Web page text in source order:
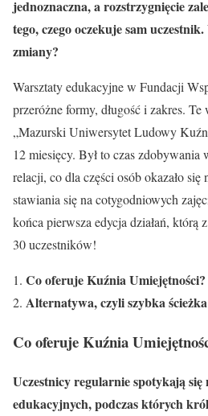
jednoznaczna, a rozstrzygnięcie
tego, czego oczekuje sam
zmiany?
Warsztaty edukacyjne w Fundacji
przeróżne formy, długość i zakres.
„Mazurski Uniwersytet Ludowy
12 miesięcy. Był to czas zdobywania
relacji, co dla części osób okazało
stawiania się na cotygodniowych
końca pierwsza edycja działań, którą
30 uczestników!
Co oferuje Kuźnia Umiejętności?
Alternatywa, czyli szybka
Co oferuje Kuźnia
Uczestnicy regularnie spotykają
edukacyjnych, podczas których